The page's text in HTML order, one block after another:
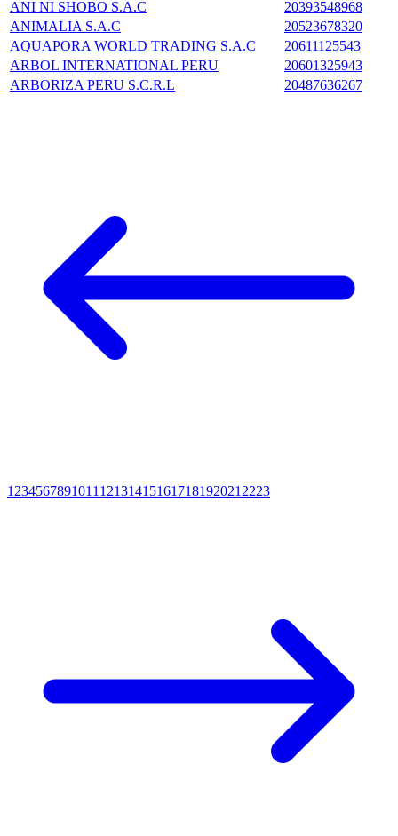
ANI NI SHOBO S.A.C
20393548968
ANIMALIA S.A.C
20523678320
AQUAPORA WORLD TRADING S.A.C
20611125543
ARBOL INTERNATIONAL PERU
20601325943
ARBORIZA PERU S.C.R.L
20487636267
1 234567891011 12131415161718192021 2223